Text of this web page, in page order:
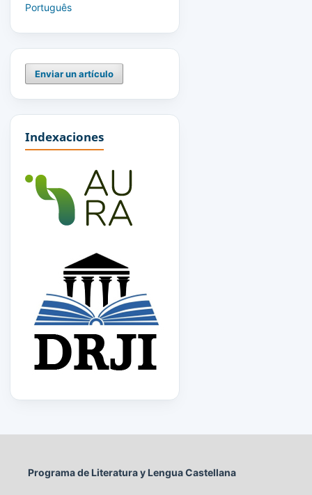
Português
Enviar un artículo
Indexaciones
Programa de Literatura y Lengua Castellana